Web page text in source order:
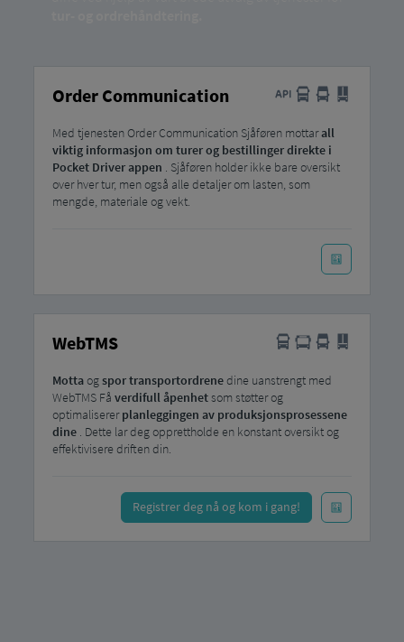
Order Communication
Med tjenesten Order Communication Sjåføren mottarall
viktig informasjon om turer og bestillinger direkte i
Pocket Driver appen . Sjåføren holder ikke bare oversikt
over hver tur, men også alle detaljer om lasten, som
mengde, materiale og vekt.
WebTMS
Mottaogsportransportordrenedine uanstrengt med
WebTMS Få verdifull åpenhetsom støtter og
optimalisererplanleggingen av produksjonsprosessene
dine. Dette lar deg opprettholde en konstant oversikt og
effektivisere driften din.
Registrer deg nå og kom i gang!